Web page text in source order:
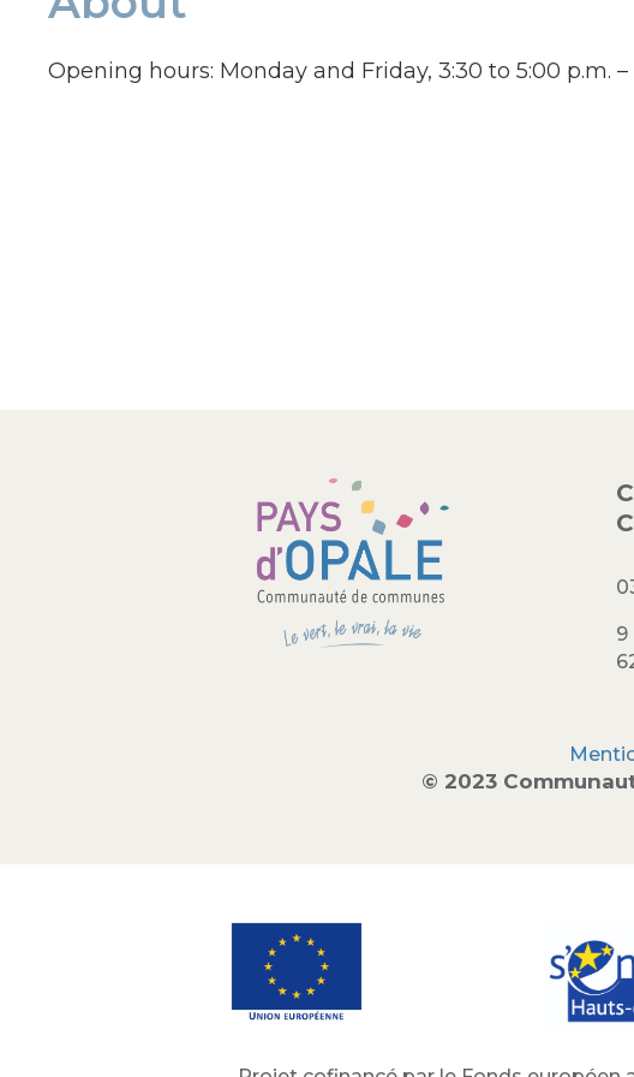
Opening hours: Monday and Friday, 3:30 to 5:00 p.m. –
9
© 2023